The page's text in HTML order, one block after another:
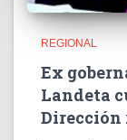
REGIONAL
Ex
Landeta
Dirección